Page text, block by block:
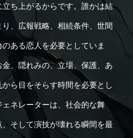
ち上がるからです。誰かは結
、広報戦略、相続条件、世間
ある恋人を必要としていま
、隠れみの、立場、保護、あ
ら目をそらす時間を必要とし
ネレーターは、社会的な舞
そして演技が壊れる瞬間を最